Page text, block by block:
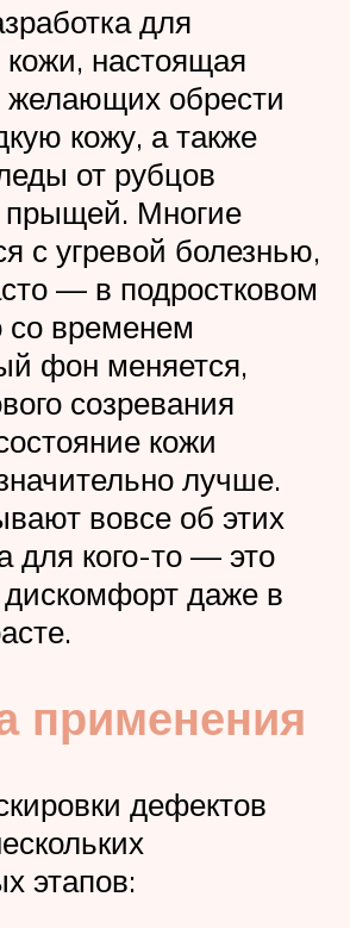
для
настоящая
желающих обрести
кожу, а также
от рубцов
прыщей. Многие
с угревой болезнью,
— в подростковом
со временем
фон меняется,
созревания
кожи
лучше.
вовсе об этих
для кого-то — это
даже в
применения
дефектов
этапов: